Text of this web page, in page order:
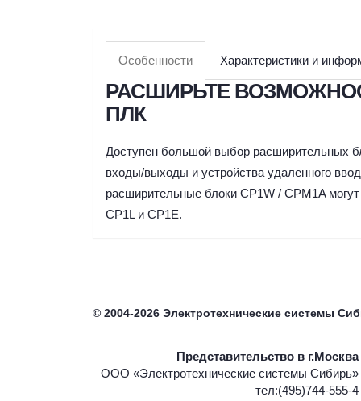
Особенности Характеристики и
РАСШИРЬТЕ
ПЛК
Доступен большой выбор расширительных
входы/выходы и устройства удаленного
расширительные блоки CP1W / CPM1A
CP1L и CP1E.
© 2004-2026 Электротехнические системы
Представительство в г.Москва
ООО «Электротехнические системы Сибирь»
тел:(495)744-555-4